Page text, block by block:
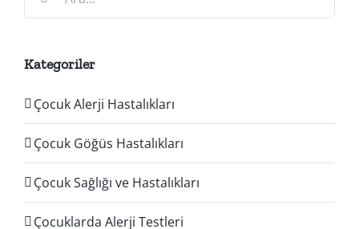
Kategoriler
Çocuk Alerji Hastalıkları
Çocuk Göğüs Hastalıkları
Çocuk Sağlığı ve Hastalıkları
Çocuklarda Alerji Testleri